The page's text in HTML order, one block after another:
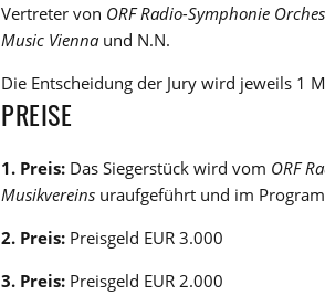
Vertreter von ORF Radio-Symphonie
Music Vienna und N.N.
Die Entscheidung der Jury wird jeweils 1
PREISE
1. Preis: Das Siegerstück wird vom ORF
Musikvereins uraufgeführt und im
2. Preis: Preisgeld EUR 3.000
3. Preis: Preisgeld EUR 2.000